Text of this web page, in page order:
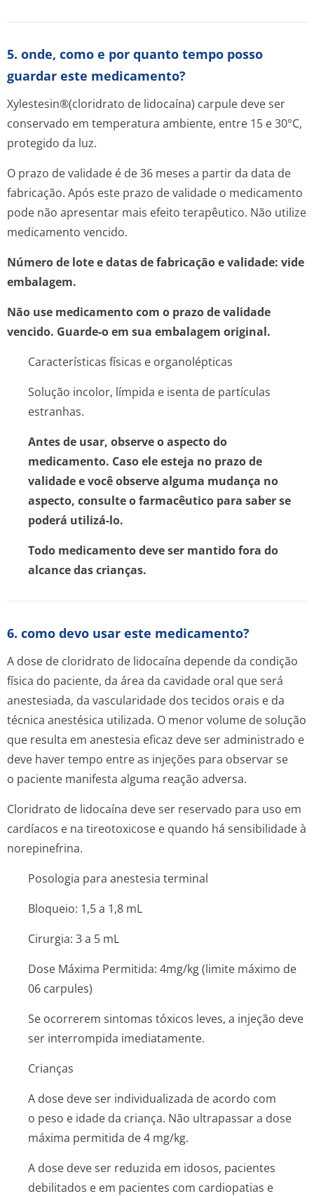
5. onde, como e por quanto tempo posso
guardar este medicamento?
Xylestesin®(clo­ridrato de lidocaína) carpule deve ser
conservado em temperatura ambiente, entre 15 e 30°C,
protegido da luz.
O prazo de validade é de 36 meses a partir da data de
fabricação. Após este prazo de validade o medicamento
pode não apresentar mais efeito terapêutico. Não utilize
medicamento vencido.
Número de lote e datas de fabricação e validade: vide
embalagem.
Não use medicamento com o prazo de validade
vencido. Guarde-o em sua embalagem original.
Características físicas e organolépticas
Solução incolor, límpida e isenta de partículas
estranhas.
Antes de usar, observe o aspecto do
medicamento. Caso ele esteja no prazo de
validade e você observe alguma mudança no
aspecto, consulte o farmacêutico para saber se
poderá utilizá-lo.
Todo medicamento deve ser mantido fora do
alcance das crianças.
6. como devo usar este medicamento?
A dose de cloridrato de lidocaína depende da condição
física do paciente, da área da cavidade oral que será
anestesiada, da vascularidade dos tecidos orais e da
técnica anestésica utilizada. O menor volume de solução
que resulta em anestesia eficaz deve ser administrado e
deve haver tempo entre as injeções para observar se
o paciente manifesta alguma reação adversa.
Cloridrato de lidocaína deve ser reservado para uso em
cardíacos e na tireotoxicose e quando há sensibilidade à
norepinefrina.
Posologia para anestesia terminal
Bloqueio: 1,5 a 1,8 mL
Cirurgia: 3 a 5 mL
Dose Máxima Permitida: 4mg/kg (limite máximo de
06 carpules)
Se ocorrerem sintomas tóxicos leves, a injeção deve
ser interrompida imediatamente.
Crianças
A dose deve ser individualizada de acordo com
o peso e idade da criança. Não ultrapassar a dose
máxima permitida de 4 mg/kg.
A dose deve ser reduzida em idosos, pacientes
debilitados e em pacientes com cardiopatias e